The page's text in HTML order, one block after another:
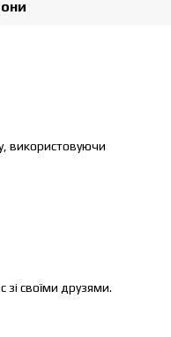
використовуючи
своїми друзями.